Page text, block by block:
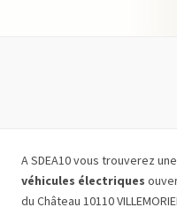
A SDEA10 vous trouverez
véhicules électriques
du Château 10110